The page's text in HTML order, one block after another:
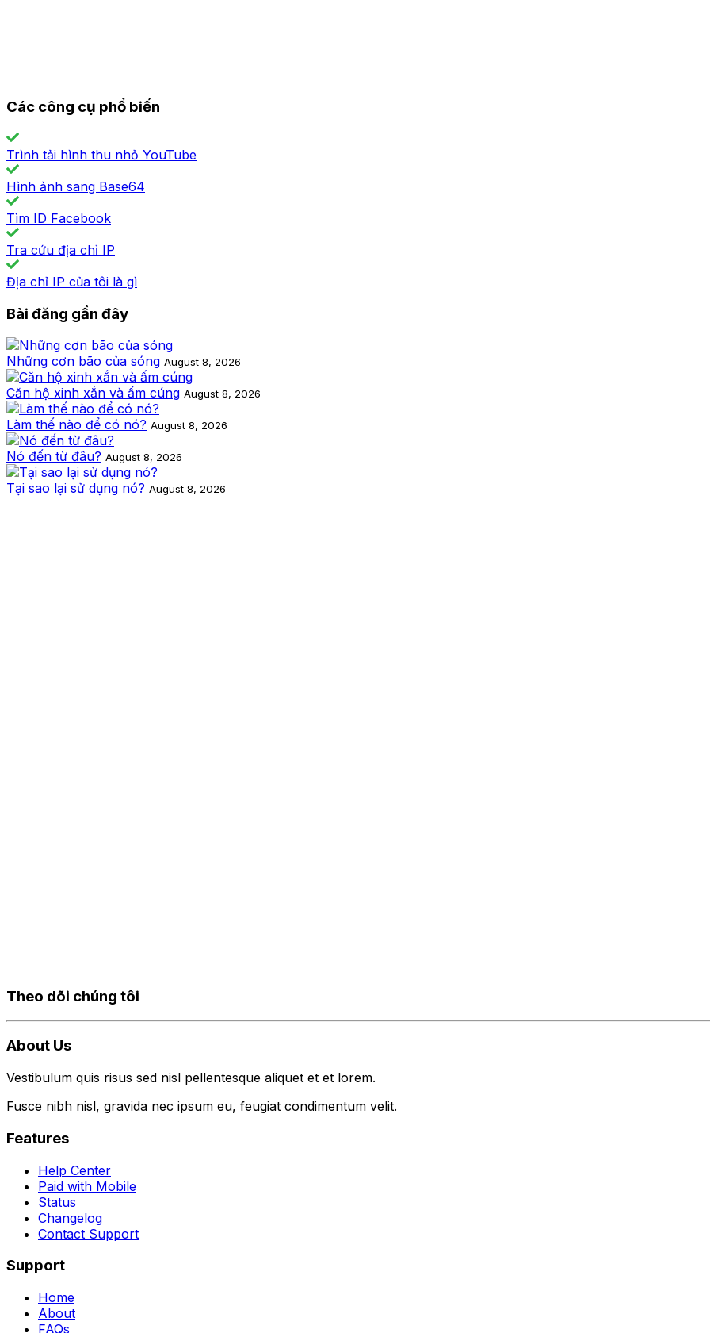
Các công cụ phổ biến
Trình tải hình thu nhỏ YouTube
Hình ảnh sang Base64
Tìm ID Facebook
Tra cứu địa chỉ IP
Địa chỉ IP của tôi là gì
Bài đăng gần đây
Những cơn bão của sóng August 8, 2026
Căn hộ xinh xắn và ấm cúng August 8, 2026
Làm thế nào để có nó? August 8, 2026
Nó đến từ đâu? August 8, 2026
Tại sao lại sử dụng nó? August 8, 2026
Theo dõi chúng tôi
About Us
Vestibulum quis risus sed nisl pellentesque aliquet et et lorem.
Fusce nibh nisl, gravida nec ipsum eu, feugiat condimentum velit.
Features
Help Center
Paid with Mobile
Status
Changelog
Contact Support
Support
Home
About
FAQs